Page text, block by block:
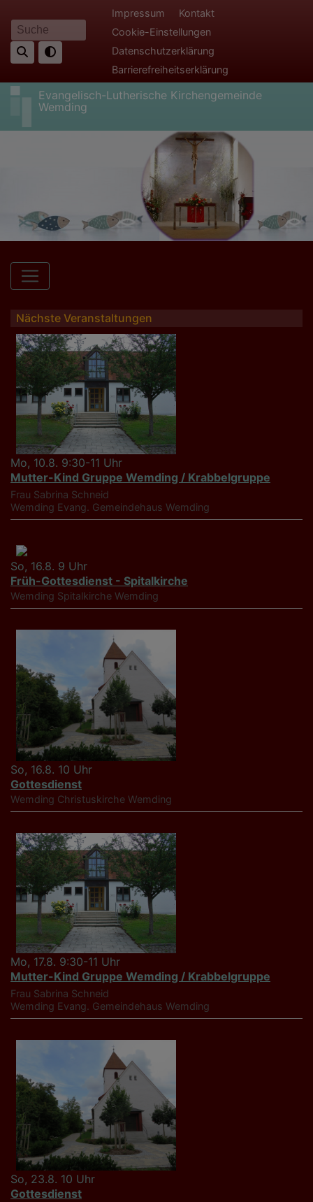
zum
Inhalt
Suche
Fußbereichsmenü
Impressum
Kontakt
Cookie-Einstellungen
Datenschutzerklärung
Barrierefreiheitserklärung
Evangelisch-Lutherische Kirchengemeinde
Wemding
Hauptnavigation
Nächste Veranstaltungen
Mo, 10.8. 9:30-11 Uhr
Mutter-Kind Gruppe Wemding / Krabbelgruppe
Frau Sabrina Schneid
Wemding Evang. Gemeindehaus Wemding
So, 16.8. 9 Uhr
Früh-Gottesdienst - Spitalkirche
Wemding Spitalkirche Wemding
So, 16.8. 10 Uhr
Gottesdienst
Wemding Christuskirche Wemding
Mo, 17.8. 9:30-11 Uhr
Mutter-Kind Gruppe Wemding / Krabbelgruppe
Frau Sabrina Schneid
Wemding Evang. Gemeindehaus Wemding
So, 23.8. 10 Uhr
Gottesdienst